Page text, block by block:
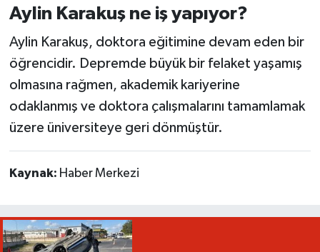
Aylin Karakuş ne iş yapıyor?
Aylin Karakuş, doktora eğitimine devam eden bir
öğrencidir. Depremde büyük bir felaket yaşamış
olmasına rağmen, akademik kariyerine
odaklanmış ve doktora çalışmalarını tamamlamak
üzere üniversiteye geri dönmüştür.
Kaynak: Haber Merkezi